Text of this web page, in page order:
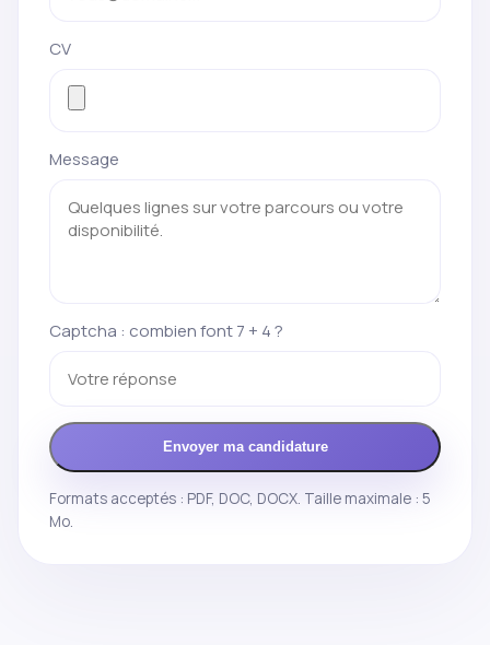
CV
Message
Captcha : combien font 7 + 4 ?
Envoyer ma candidature
Formats acceptés : PDF, DOC, DOCX. Taille maximale : 5
Mo.